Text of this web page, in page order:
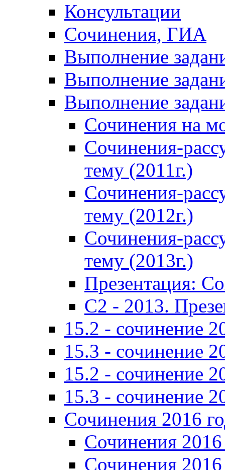
Консультации
Сочинения, ГИА
Выполнение
Выполнение
Выполнение
Сочинения на
Сочинения-
тему (2011г.)
Сочинения-
тему (2012г.)
Сочинения-
тему (2013г.)
Презентация:
C2 - 2013.
15.2 - сочинение
15.3 - сочинение
15.2 - сочинение
15.3 - сочинение
Сочинения 2016
Сочинения
Сочинения